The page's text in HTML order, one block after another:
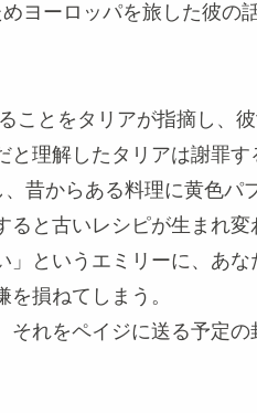
ヨーロッパを旅した彼の
ことをタリアが指摘し、
理解したタリアは謝罪
昔からある料理に黄色パ
と古いレシピが生まれ変
」というエミリーに、あな
損ねてしまう。
れをペイジに送る予定の